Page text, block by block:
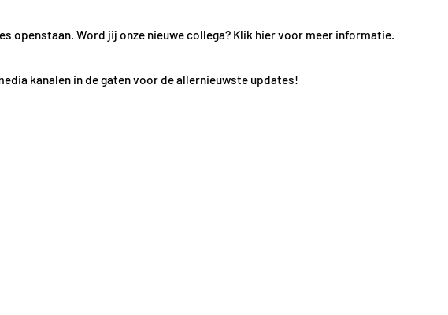
openstaan. Word jij onze nieuwe collega? Klik hier voor meer informatie.
kanalen in de gaten voor de allernieuwste updates!